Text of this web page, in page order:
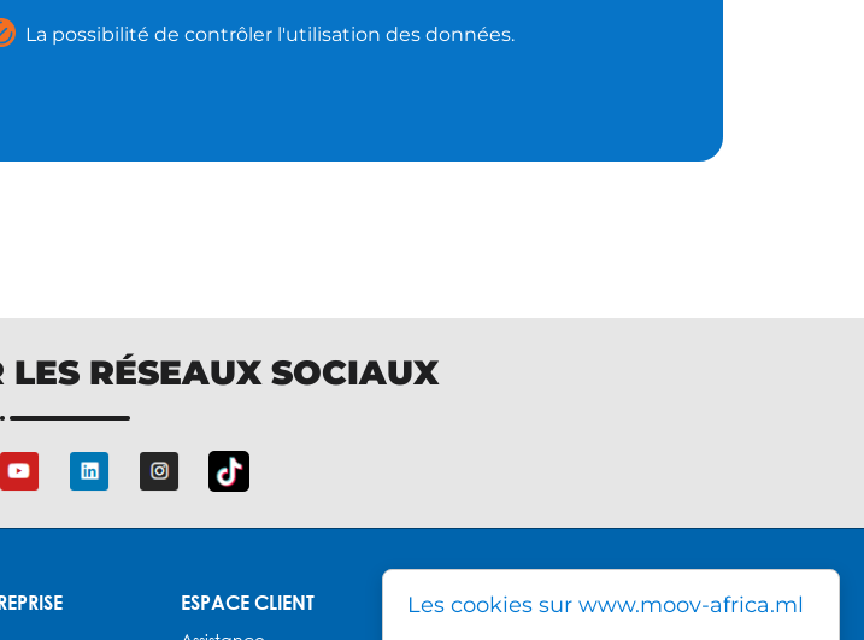
La possibilité de contrôler l'utilisation des données.
RÉSEAUX SOCIAUX
ESPACE CLIENT
DIRECTION GÉNÉRALE MOOV
Les cookies sur www.moov-africa.ml